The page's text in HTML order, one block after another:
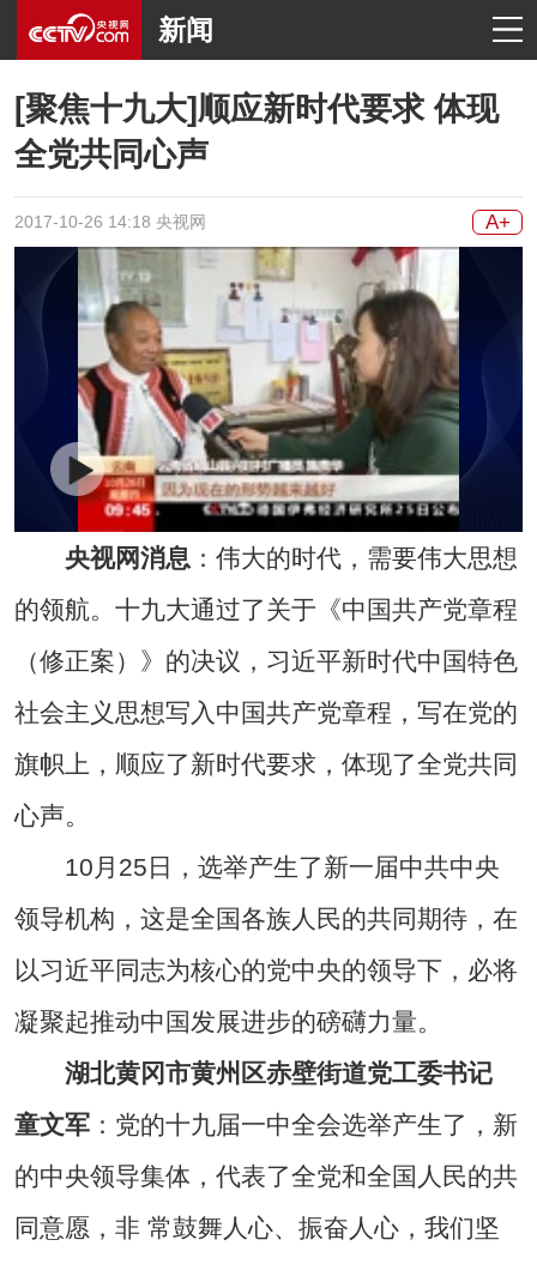
新闻
[聚焦十九大]顺应新时代要求 体现
全党共同心声
2017-10-26 14:18 央视网 A+
央视网消息 ：伟大的时代，需要伟大思想
的领航。十九大通过了关于《中国共产党章程
（修正案）》的决议，习近平新时代中国特色
社会主义思想写入中国共产党章程，写在党的
旗帜上，顺应了新时代要求，体现了全党共同
心声。
10月25日，选举产生了新一届中共中央
领导机构，这是全国各族人民的共同期待，在
以习近平同志为核心的党中央的领导下，必将
凝聚起推动中国发展进步的磅礴力量。
湖北黄冈市黄州区赤壁街道党工委书记
童文军：党的十九届一中全会选举产生了，新
的中央领导集体，代表了全党和全国人民的共
同意愿，非 常鼓舞人心、振奋人心，我们坚